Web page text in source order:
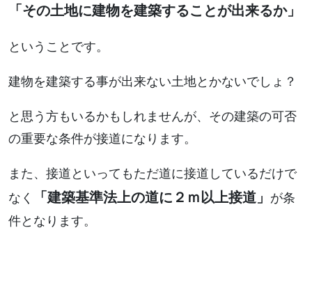
「その土地に建物を建築することが出来るか」
ということです。
建物を建築する事が出来ない土地とかないでしょ？
と思う方もいるかもしれませんが、その建築の可否
の重要な条件が接道になります。
また、接道といってもただ道に接道しているだけで
なく
「建築基準法上の道に２ｍ以上接道」 が条
件となります。